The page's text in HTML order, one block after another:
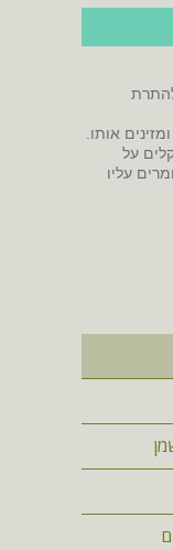
להתרת
אותו.
על
עליו